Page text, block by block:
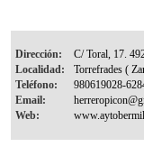
Dirección:
Localidad:
Teléfono:
Email:
Web: